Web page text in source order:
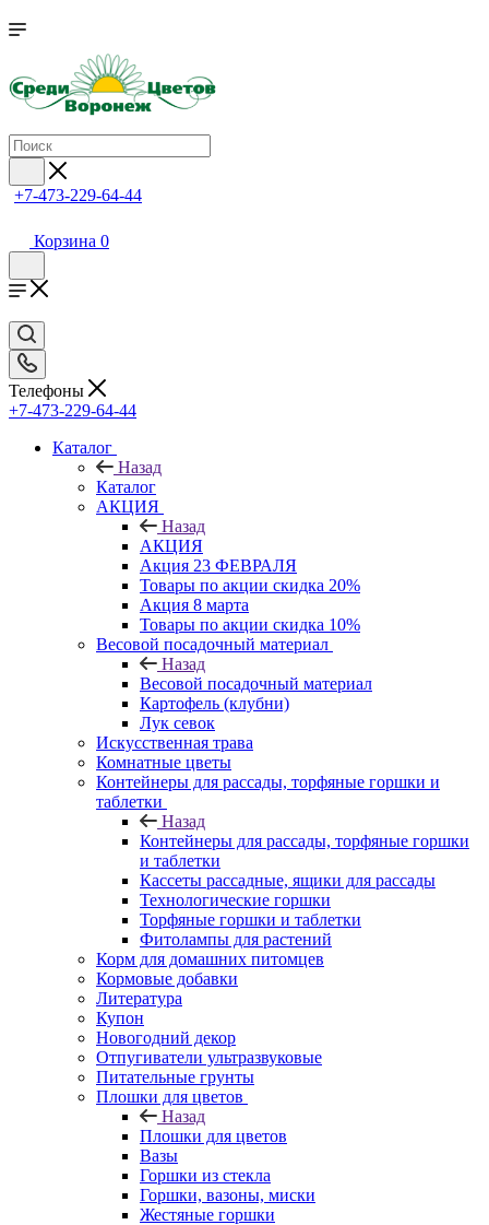
+7-473-229-64-44
Корзина 0
Телефоны
+7-473-229-64-44
Каталог
Назад
Каталог
АКЦИЯ
Назад
АКЦИЯ
Акция 23 ФЕВРАЛЯ
Товары по акции скидка 20%
Акция 8 марта
Товары по акции скидка 10%
Весовой посадочный материал
Назад
Весовой посадочный материал
Картофель (клубни)
Лук севок
Искусственная трава
Комнатные цветы
Контейнеры для рассады, торфяные горшки и
таблетки
Назад
Контейнеры для рассады, торфяные горшки
и таблетки
Кассеты рассадные, ящики для рассады
Технологические горшки
Торфяные горшки и таблетки
Фитолампы для растений
Корм для домашних питомцев
Кормовые добавки
Литература
Купон
Новогодний декор
Отпугиватели ультразвуковые
Питательные грунты
Плошки для цветов
Назад
Плошки для цветов
Вазы
Горшки из стекла
Горшки, вазоны, миски
Жестяные горшки